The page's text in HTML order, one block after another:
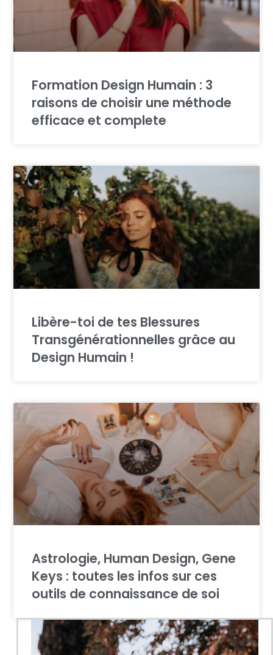
Formation Design Humain : 3
raisons de choisir une méthode
efficace et complete
Libère-toi de tes Blessures
Transgénérationnelles grâce au
Design Humain !
Astrologie, Human Design, Gene
Keys : toutes les infos sur ces
outils de connaissance de soi